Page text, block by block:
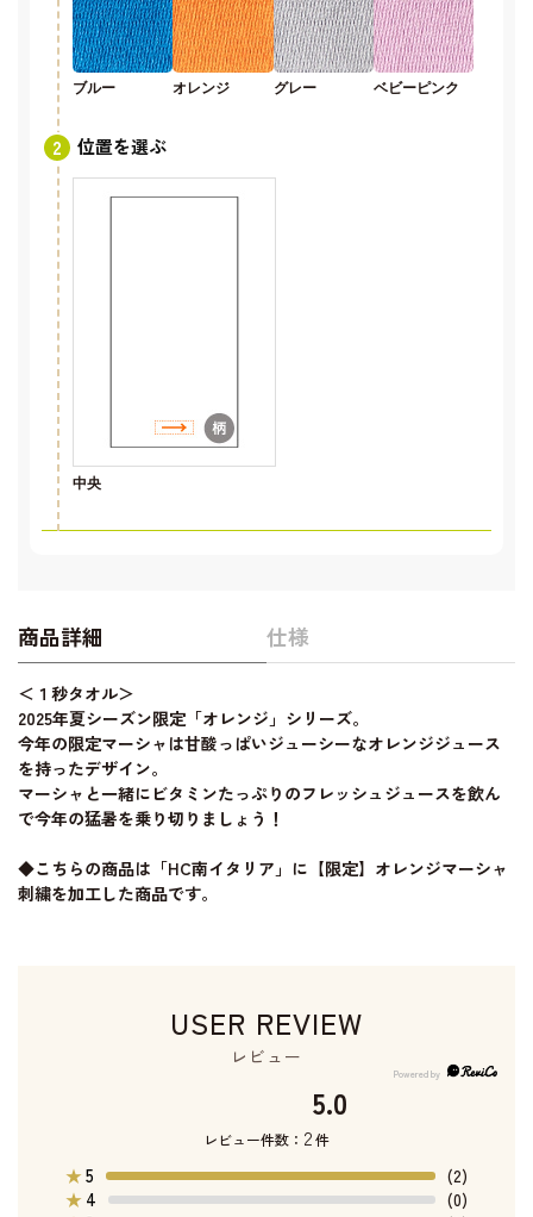
ブルー オレンジ グレー ベビーピンク
位置を選ぶ
中央
商品詳細 仕様
＜１秒タオル＞
2025年夏シーズン限定「オレンジ」シリーズ。
今年の限定マーシャは甘酸っぱいジューシーなオレンジジュース
を持ったデザイン。
マーシャと一緒にビタミンたっぷりのフレッシュジュースを飲ん
で今年の猛暑を乗り切りましょう！
◆こちらの商品は「HC南イタリア」に【限定】オレンジマーシャ
刺繍を加工した商品です。
USER REVIEW
レビュー
5.0
レビュー件数： 2件
★5
(2)
★ 4
(0)